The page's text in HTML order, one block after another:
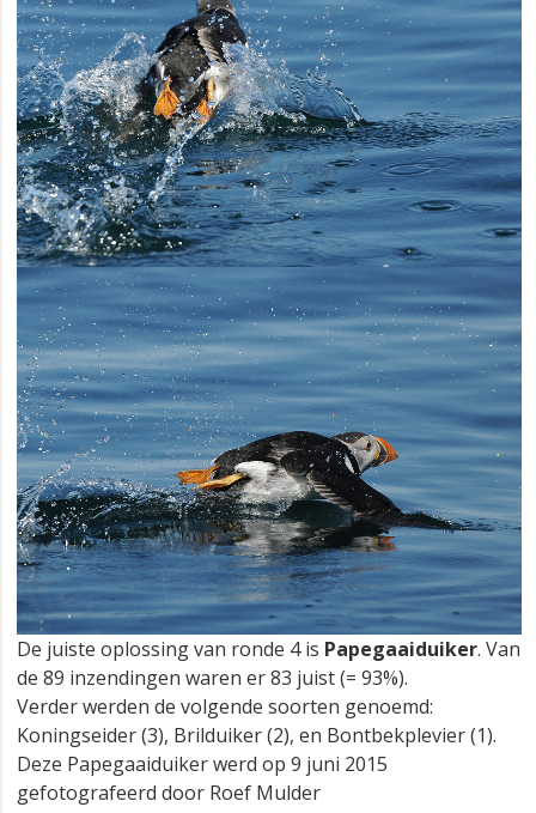
De juiste oplossing van ronde 4 is Papegaaiduiker. Van
de 89 inzendingen waren er 83 juist (= 93%).
Verder werden de volgende soorten genoemd:
Koningseider (3), Brilduiker (2), en Bontbekplevier (1).
Deze Papegaaiduiker werd op 9 juni 2015
gefotografeerd door Roef Mulder